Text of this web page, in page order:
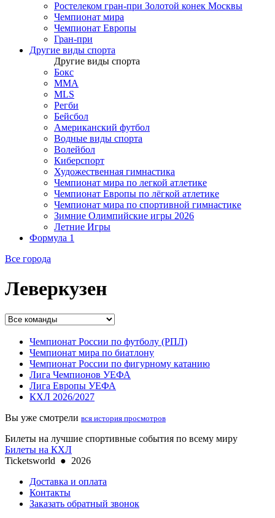
Ростелеком гран-при Золотой конек Москвы
Чемпионат мира
Чемпионат Европы
Гран-при
Другие виды спорта
Другие виды спорта
Бокс
MMA
MLS
Регби
Бейсбол
Американский футбол
Водные виды спорта
Волейбол
Киберспорт
Художественная гимнастика
Чемпионат мира по легкой атлетике
Чемпионат Европы по лёгкой атлетике
Чемпионат мира по спортивной гимнастике
Зимние Олимпийские игры 2026
Летние Игры
Формула 1
Все города
Леверкузен
Чемпионат России по футболу (РПЛ)
Чемпионат мира по биатлону
Чемпионат России по фигурному катанию
Лига Чемпионов УЕФА
Лига Европы УЕФА
КХЛ 2026/2027
Вы уже смотрели вся история просмотров
Билеты на лучшие спортивные события по всему миру
Билеты на КХЛ
Ticketsworld ● 2026
Доставка и оплата
Контакты
Заказать обратный звонок